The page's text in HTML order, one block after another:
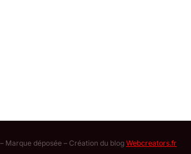
Marque déposée – Création du blogWebcreators.fr